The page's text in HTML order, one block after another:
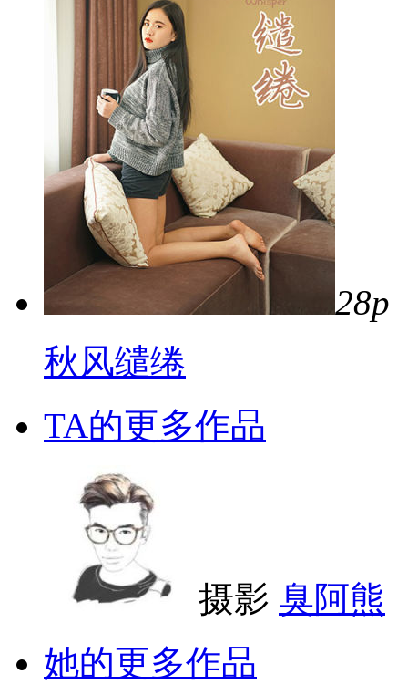
28p
秋风缱绻
TA的更多作品
摄影 臭阿熊
她的更多作品